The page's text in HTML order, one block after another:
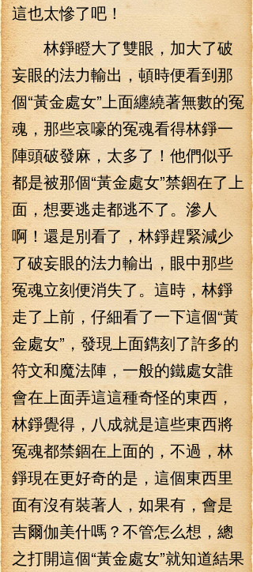
這也太慘了吧！
林錚瞪大了雙眼，加大了破
妄眼的法力輸出，頓時便看到那
個“黃金處女”上面纏繞著無數的冤
魂，那些哀嚎的冤魂看得林錚一
陣頭破發麻，太多了！他們似乎
都是被那個“黃金處女”禁錮在了上
面，想要逃走都逃不了。滲人
啊！還是別看了，林錚趕緊減少
了破妄眼的法力輸出，眼中那些
冤魂立刻便消失了。這時，林錚
走了上前，仔細看了一下這個“黃
金處女”，發現上面鐫刻了許多的
符文和魔法陣，一般的鐵處女誰
會在上面弄這這種奇怪的東西，
林錚覺得，八成就是這些東西將
冤魂都禁錮在上面的，不過，林
錚現在更好奇的是，這個東西里
面有沒有裝著人，如果有，會是
吉爾伽美什嗎？不管怎么想，總
之打開這個“黃金處女”就知道結果